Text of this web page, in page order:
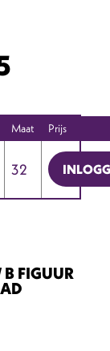
Maat Prijs
32
FIGUUR